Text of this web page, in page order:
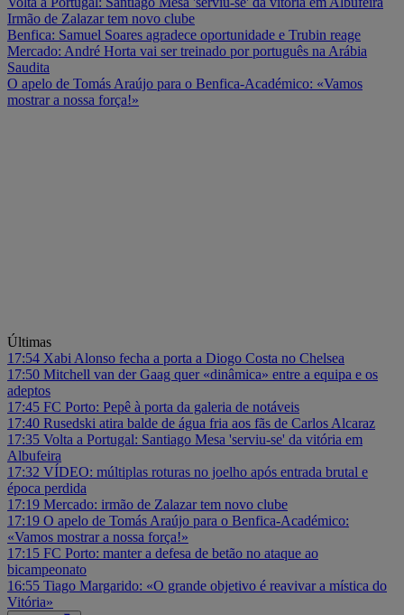
Irmão de Zalazar tem novo clube
Benfica: Samuel Soares agradece oportunidade e Trubin reage
Mercado: André Horta vai ser treinado por português na Arábia
Saudita
O apelo de Tomás Araújo para o Benfica-Académico: «Vamos
mostrar a nossa força!»
Últimas
17:54 Xabi Alonso fecha a porta a Diogo Costa no Chelsea
17:50 Mitchell van der Gaag quer «dinâmica» entre a equipa e os
adeptos
17:45 FC Porto: Pepê à porta da galeria de notáveis
17:40 Rusedski atira balde de água fria aos fãs de Carlos Alcaraz
17:35 Volta a Portugal: Santiago Mesa 'serviu-se' da vitória em
Albufeira
17:32 VÍDEO: múltiplas roturas no joelho após entrada brutal e
época perdida
17:19 Mercado: irmão de Zalazar tem novo clube
17:19 O apelo de Tomás Araújo para o Benfica-Académico:
«Vamos mostrar a nossa força!»
17:15 FC Porto: manter a defesa de betão no ataque ao
bicampeonato
16:55 Tiago Margarido: «O grande objetivo é reavivar a mística do
Vitória»